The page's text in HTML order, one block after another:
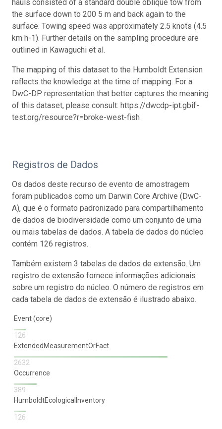
hauls consisted of a standard double oblique tow from
the surface down to 200 5 m and back again to the
surface. Towing speed was approximately 2.5 knots (4.5
km h-1). Further details on the sampling procedure are
outlined in Kawaguchi et al.
The mapping of this dataset to the Humboldt Extension
reflects the knowledge at the time of mapping. For a
DwC-DP representation that better captures the meaning
of this dataset, please consult: https://dwcdp-ipt.gbif-
test.org/resource?r=broke-west-fish
Registros de Dados
Os dados deste recurso de evento de amostragem
foram publicados como um Darwin Core Archive (DwC-
A), que é o formato padronizado para compartilhamento
de dados de biodiversidade como um conjunto de uma
ou mais tabelas de dados. A tabela de dados do núcleo
contém 126 registros.
Também existem 3 tabelas de dados de extensão. Um
registro de extensão fornece informações adicionais
sobre um registro do núcleo. O número de registros em
cada tabela de dados de extensão é ilustrado abaixo.
Event (core)
126
ExtendedMeasurementOrFact
2632
Occurrence
389
HumboldtEcologicalInventory
126